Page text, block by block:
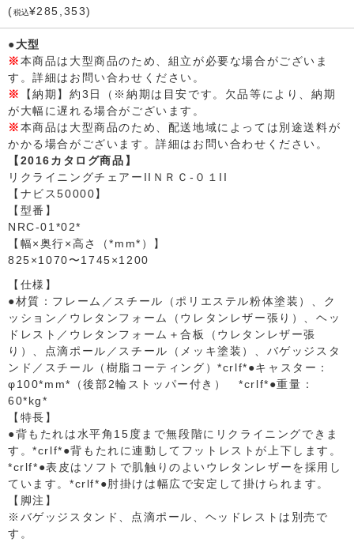
(税込¥285,353)
●大型
※本商品は大型商品のため、組立が必要な場合がございま
す。詳細はお問い合わせください。
※
【納期】約3日（※納期は目安です。欠品等により、納期
が大幅に遅れる場合がございます。
※本商品は大型商品のため、配送地域によっては別途送料が
かかる場合がございます。詳細はお問い合わせください。
【2016カタログ商品】
リクライニングチェアーIIＮＲＣ-０１II
【ナビス50000】
【型番】
NRC-01*02*
【幅×奥行×高さ（*mm*）】
825×1070〜1745×1200
【仕様】
●材質：フレーム／スチール（ポリエステル粉体塗装）、ク
ッション／ウレタンフォーム（ウレタンレザー張り）、ヘッ
ドレスト／ウレタンフォーム＋合板（ウレタンレザー張
り）、点滴ポール／スチール（メッキ塗装）、バゲッジスタ
ンド／スチール（樹脂コーティング）*crlf*●キャスター：
φ100*mm*（後部2輪ストッパー付き） *crlf*●重量：
60*kg*
【特長】
●背もたれは水平角15度まで無段階にリクライニングできま
す。*crlf*●背もたれに連動してフットレストが上下します。
*crlf*●表皮はソフトで肌触りのよいウレタンレザーを採用し
ています。*crlf*●肘掛けは幅広で安定して掛けられます。
【脚注】
※バゲッジスタンド、点滴ポール、ヘッドレストは別売で
す。